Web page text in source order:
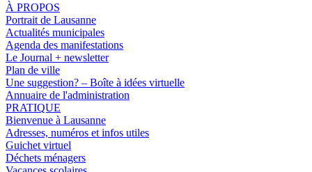
À PROPOS
Portrait de Lausanne
Actualités municipales
Agenda des manifestations
Le Journal + newsletter
Plan de ville
Une suggestion? – Boîte à idées virtuelle
Annuaire de l'administration
PRATIQUE
Bienvenue à Lausanne
Adresses, numéros et infos utiles
Guichet virtuel
Déchets ménagers